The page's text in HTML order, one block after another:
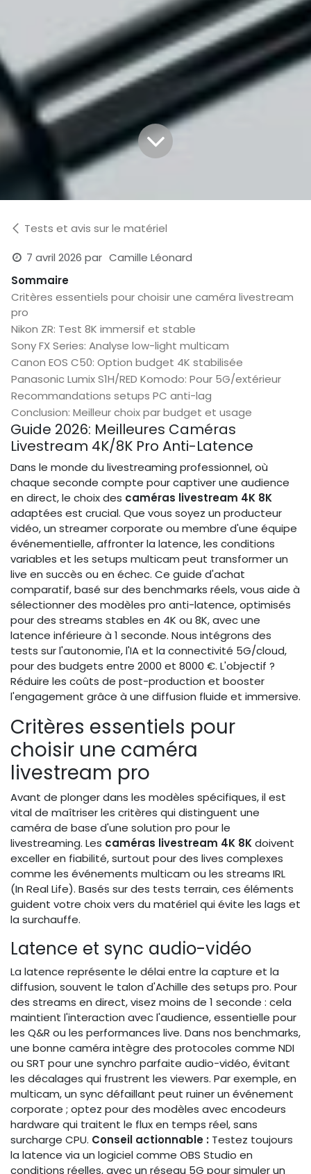
Tests et avis sur le matériel
7 avril 2026 par Camille Léonard
Sommaire
Critères essentiels pour choisir une caméra livestream
pro
Nikon ZR: Test 8K immersif et stable
Sony FX Series: Analyse low-light multicam
Canon EOS C50: Option budget 4K stabilisée
Panasonic Lumix S1H/RED Komodo: Pour 5G/extérieur
Recommandations setups PC anti-lag
Conclusion: Meilleur choix par budget et usage
Guide 2026: Meilleures Caméras
Livestream 4K/8K Pro Anti-Latence
Dans le monde du livestreaming professionnel, où
chaque seconde compte pour captiver une audience
en direct, le choix des caméras livestream 4K 8K
adaptées est crucial. Que vous soyez un producteur
vidéo, un streamer corporate ou membre d'une équipe
événementielle, affronter la latence, les conditions
variables et les setups multicam peut transformer un
live en succès ou en échec. Ce guide d'achat
comparatif, basé sur des benchmarks réels, vous aide à
sélectionner des modèles pro anti-latence, optimisés
pour des streams stables en 4K ou 8K, avec une
latence inférieure à 1 seconde. Nous intégrons des
tests sur l'autonomie, l'IA et la connectivité 5G/cloud,
pour des budgets entre 2000 et 8000 €. L'objectif ?
Réduire les coûts de post-production et booster
l'engagement grâce à une diffusion fluide et immersive.
Critères essentiels pour
choisir une caméra
livestream pro
Avant de plonger dans les modèles spécifiques, il est
vital de maîtriser les critères qui distinguent une
caméra de base d'une solution pro pour le
livestreaming. Les caméras livestream 4K 8Kdoivent
exceller en fiabilité, surtout pour des lives complexes
comme les événements multicam ou les streams IRL
(In Real Life). Basés sur des tests terrain, ces éléments
guident votre choix vers du matériel qui évite les lags et
la surchauffe.
Latence et sync audio-vidéo
La latence représente le délai entre la capture et la
diffusion, souvent le talon d'Achille des setups pro. Pour
des streams en direct, visez moins de 1 seconde : cela
maintient l'interaction avec l'audience, essentielle pour
les Q&R ou les performances live. Dans nos benchmarks,
une bonne caméra intègre des protocoles comme NDI
ou SRT pour une synchro parfaite audio-vidéo, évitant
les décalages qui frustrent les viewers. Par exemple, en
multicam, un sync défaillant peut ruiner un événement
corporate ; optez pour des modèles avec encodeurs
hardware qui traitent le flux en temps réel, sans
surcharge CPU. Conseil actionnable : Testez toujours
la latence via un logiciel comme OBS Studio en
conditions réelles, avec un réseau 5G pour simuler un